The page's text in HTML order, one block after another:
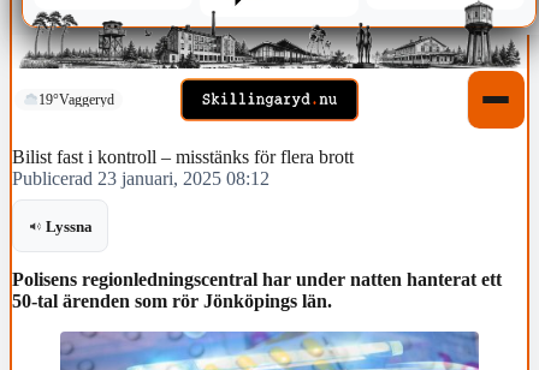
19°Vaggeryd
Bilist fast i kontroll – misstänks för flera brott
Publicerad 23 januari, 2025 08:12
Lyssna
Polisens regionledningscentral har under natten hanterat ett
50-tal ärenden som rör Jönköpings län.